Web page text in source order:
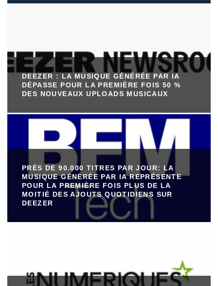
DEEZER : LA MUSIQUE GÉNÉRÉE PAR IA
DÉPASSE POUR LA PREMIÈRE FOIS 50 %
DES NOUVEAUX UPLOADS MUSICAUX
PRÈS DE 90.000 TITRES PAR JOUR: LA
MUSIQUE GÉNÉRÉE PAR IA REPRÉSENTE
POUR LA PREMIÈRE FOIS PLUS DE LA
MOITIÉ DES AJOUTS QUOTIDIENS SUR
DEEZER